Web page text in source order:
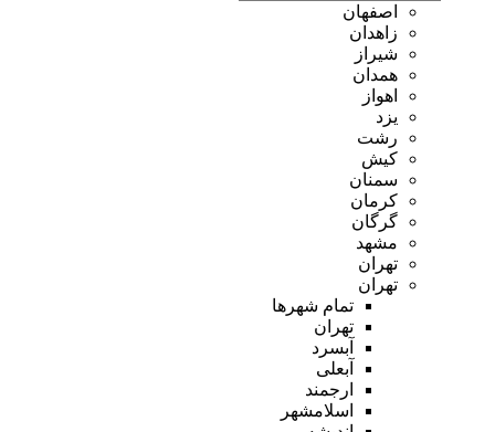
اصفهان
زاهدان
شیراز
همدان
اهواز
یزد
رشت
کیش
سمنان
کرمان
گرگان
مشهد
تهران
تهران
تمام شهر‌ها
تهران
آبسرد
آبعلی
ارجمند
اسلامشهر